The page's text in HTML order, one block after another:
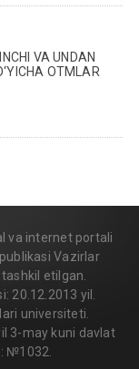
VA UNDAN
OTMLAR
va internet portali
Vazirlar
etilgan.
20.12.2013 yil.
universiteti.
3-may kuni davlat
№1032.